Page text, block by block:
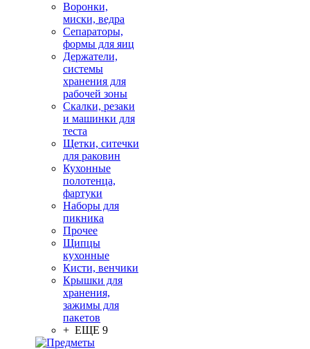
Воронки,
миски, ведра
Сепараторы,
формы для яиц
Держатели,
системы
хранения для
рабочей зоны
Скалки, резаки
и машинки для
теста
Щетки, ситечки
для раковин
Кухонные
полотенца,
фартуки
Наборы для
пикника
Прочее
Щипцы
кухонные
Кисти, венчики
Крышки для
хранения,
зажимы для
пакетов
+ ЕЩЕ 9